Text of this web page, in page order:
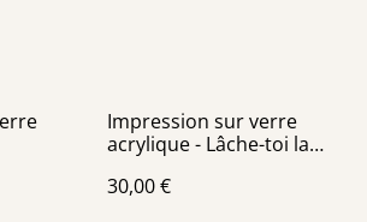
Impression sur verre
acrylique - Lâche-toi la
30,00 €